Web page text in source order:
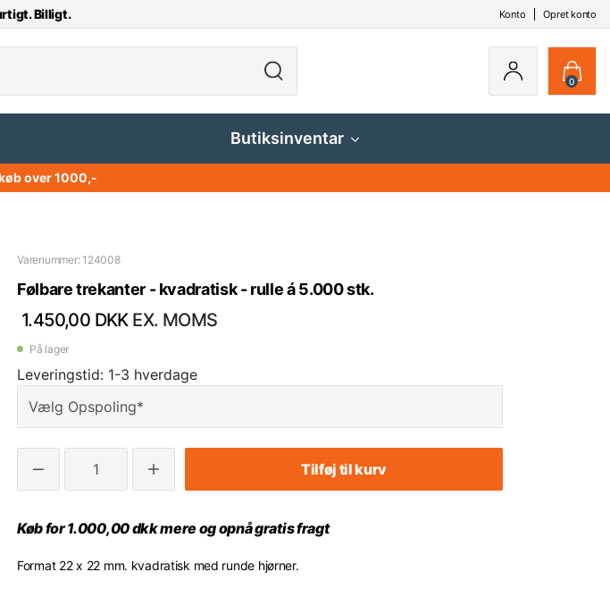
Billigt. Konto Opret konto
0
Butiksinventar
over 1000,-
Varenummer: 124008
Følbare trekanter - kvadratisk - rulle á 5.000 stk.
1.450,00 DKK EX. MOMS
På lager
Leveringstid: 1-3 hverdage
Tilføj til kurv
Køb for 1.000,00 dkk mere og opnå gratis fragt
Format 22 x 22 mm. kvadratisk med runde hjørner.